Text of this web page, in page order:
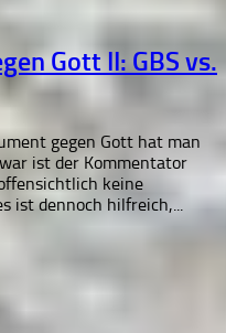
Gott II: GBS vs.
gegen Gott hat man
ist der Kommentator
keine
ist dennoch hilfreich,...